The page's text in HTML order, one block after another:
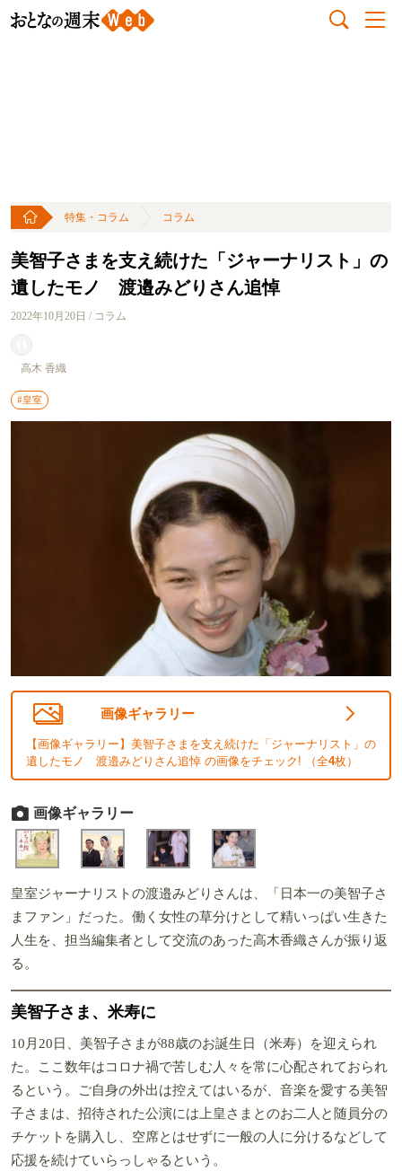
特集・コラム コラム
美智子さまを支え続けた「ジャーナリスト」の
遺したモノ 渡邉みどりさん追悼
2022年10月20日 / コラム
高木 香織
#皇室
画像ギャラリー
【画像ギャラリー】美智子さまを支え続けた「ジャーナリスト」の
遺したモノ 渡邉みどりさん追悼 の画像をチェック! （全4枚）
画像ギャラリー
皇室ジャーナリストの渡邉みどりさんは、「日本一の美智子さ
まファン」だった。働く女性の草分けとして精いっぱい生きた
人生を、担当編集者として交流のあった高木香織さんが振り返
る。
美智子さま、米寿に
10月20日、美智子さまが88歳のお誕生日（米寿）を迎えられ
た。ここ数年はコロナ禍で苦しむ人々を常に心配されておられ
るという。ご自身の外出は控えてはいるが、音楽を愛する美智
子さまは、招待された公演には上皇さまとのお二人と随員分の
チケットを購入し、空席とはせずに一般の人に分けるなどして
応援を続けていらっしゃるという。